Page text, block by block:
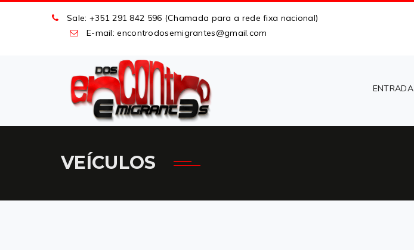
Sale: +351 291 842 596 (Chamada para a rede fixa nacional)
E-mail: encontrodosemigrantes@gmail.com
ENTRADA
VEÍCULOS